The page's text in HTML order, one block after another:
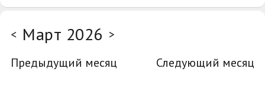
< Март 2026 >
Предыдущий месяц
Следующий месяц